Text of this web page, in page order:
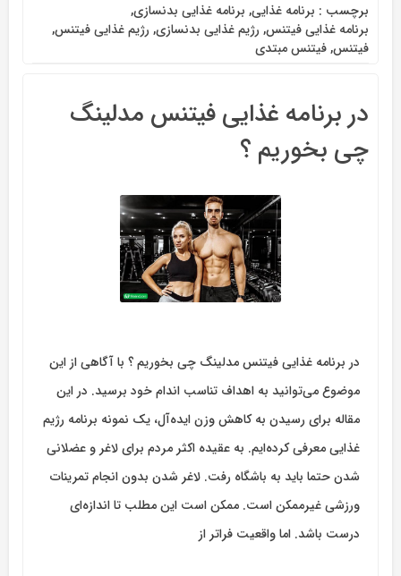
برچسب : برنامه غذایی, برنامه غذایی بدنسازی,
برنامه غذایی فیتنس, رژیم غذایی بدنسازی, رژیم غذایی فیتنس,
فیتنس,فیتنس مبتدی
در برنامه غذایی فیتنس مدلینگ
چی بخوریم ؟
در برنامه غذایی فیتنس مدلینگ چی بخوریم ؟ با آگاهی از این
موضوع می‌توانید به اهداف تناسب اندام خود برسید. در این
مقاله برای رسیدن به کاهش وزن ایده‌آل، یک نمونه برنامه رژیم
غذایی معرفی کرده‌ایم. به عقیده اکثر مردم برای لاغر و عضلانی
شدن حتما باید به باشگاه رفت. لاغر شدن بدون انجام تمرینات
ورزشی غیرممکن است. ممکن است این مطلب تا اندازه‌ای
درست باشد. اما واقعیت فراتر از